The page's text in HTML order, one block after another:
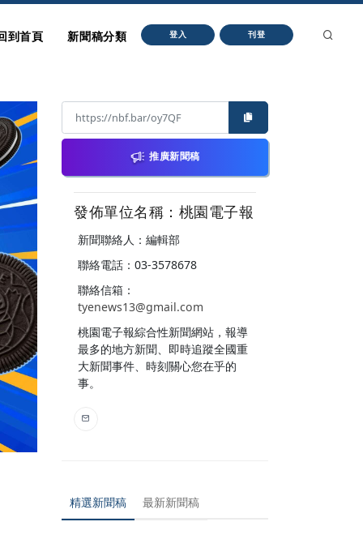
到首頁 新聞稿分類 登入 刊登
推廣新聞稿
發佈單位名稱：桃園電子報
新聞聯絡人：編輯部
聯絡電話：03-3578678
聯絡信箱：
tyenews13@gmail.com
桃園電子報綜合性新聞網站，報導
最多的地方新聞、即時追蹤全國重
大新聞事件、時刻關心您在乎的
事。
精選新聞稿 最新新聞稿